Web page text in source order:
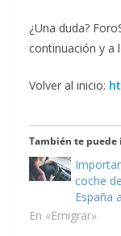
¿Una duda?
continuación y a
Volver al inicio:
También te puede
coche
España
En «Emigrar»